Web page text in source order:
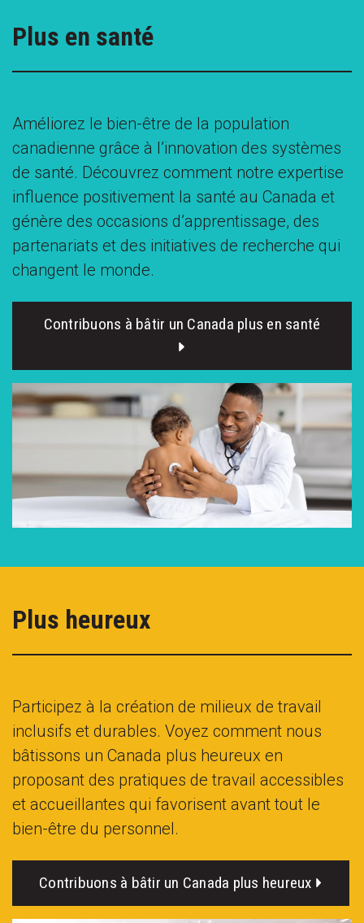
Plus en santé
Améliorez le bien-être de la population
canadienne grâce à l’innovation des systèmes
de santé. Découvrez comment notre expertise
influence positivement la santé au Canada et
génère des occasions d’apprentissage, des
partenariats et des initiatives de recherche qui
changent le monde.
Contribuons à bâtir un Canada plus en santé
Plus heureux
Participez à la création de milieux de travail
inclusifs et durables. Voyez comment nous
bâtissons un Canada plus heureux en
proposant des pratiques de travail accessibles
et accueillantes qui favorisent avant tout le
bien-être du personnel.
Contribuons à bâtir un Canada plus heureux